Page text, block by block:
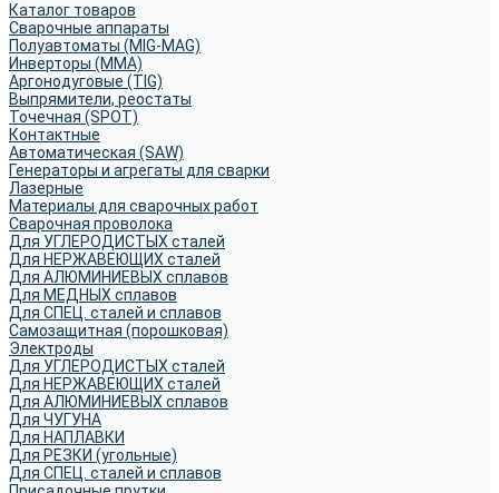
Каталог товаров
Сварочные аппараты
Полуавтоматы (MIG-MAG)
Инверторы (MMA)
Аргонодуговые (TIG)
Выпрямители, реостаты
Точечная (SPOT)
Контактные
Автоматическая (SAW)
Генераторы и агрегаты для сварки
Лазерные
Материалы для сварочных работ
Сварочная проволока
Для УГЛЕРОДИСТЫХ сталей
Для НЕРЖАВЕЮЩИХ сталей
Для АЛЮМИНИЕВЫХ сплавов
Для МЕДНЫХ сплавов
Для СПЕЦ. сталей и сплавов
Самозащитная (порошковая)
Электроды
Для УГЛЕРОДИСТЫХ сталей
Для НЕРЖАВЕЮЩИХ сталей
Для АЛЮМИНИЕВЫХ сплавов
Для ЧУГУНА
Для НАПЛАВКИ
Для РЕЗКИ (угольные)
Для СПЕЦ. сталей и сплавов